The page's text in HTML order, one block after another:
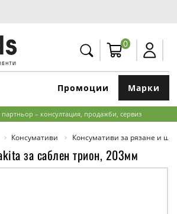
0
Марки
Промоции
– консултация, продажби, сервиз
Консумативи Консумативи за рязане и
за саблен трион, 203мм